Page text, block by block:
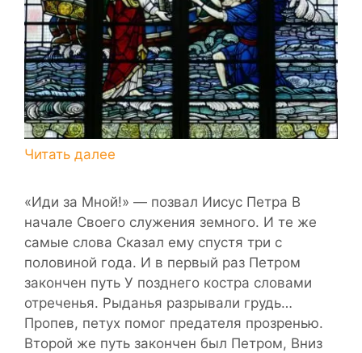
«Иди за Мной!» — позвал Иисус Петра В
начале Своего служения земного. И те же
самые слова Сказал ему спустя три с
половиной года. И в первый раз Петром
закончен путь У позднего костра словами
отреченья. Рыданья разрывали грудь…
Пропев, петух помог предателя прозренью.
Второй же путь закончен был Петром, Вниз